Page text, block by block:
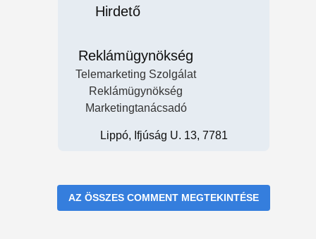
Reklámügynökség
Telemarketing Szolgálat
Reklámügynökség
Marketingtanácsadó
Lippó, Ifjúság U. 13, 7781
AZ ÖSSZES COMMENT MEGTEKINTÉSE